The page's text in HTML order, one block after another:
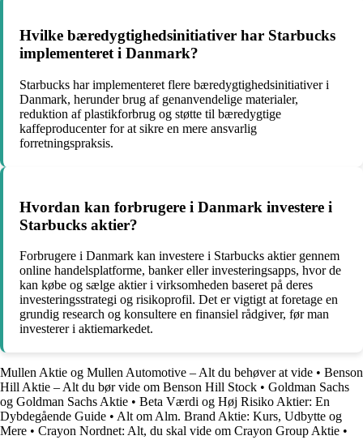
Hvilke bæredygtighedsinitiativer har Starbucks
implementeret i Danmark?
Starbucks har implementeret flere bæredygtighedsinitiativer i
Danmark, herunder brug af genanvendelige materialer,
reduktion af plastikforbrug og støtte til bæredygtige
kaffeproducenter for at sikre en mere ansvarlig
forretningspraksis.
Hvordan kan forbrugere i Danmark investere i
Starbucks aktier?
Forbrugere i Danmark kan investere i Starbucks aktier gennem
online handelsplatforme, banker eller investeringsapps, hvor de
kan købe og sælge aktier i virksomheden baseret på deres
investeringsstrategi og risikoprofil. Det er vigtigt at foretage en
grundig research og konsultere en finansiel rådgiver, før man
investerer i aktiemarkedet.
Mullen Aktie og Mullen Automotive – Alt du behøver at vide • Benson
Hill Aktie – Alt du bør vide om Benson Hill Stock • Goldman Sachs
og Goldman Sachs Aktie • Beta Værdi og Høj Risiko Aktier: En
Dybdegående Guide • Alt om Alm. Brand Aktie: Kurs, Udbytte og
Mere • Crayon Nordnet: Alt, du skal vide om Crayon Group Aktie •